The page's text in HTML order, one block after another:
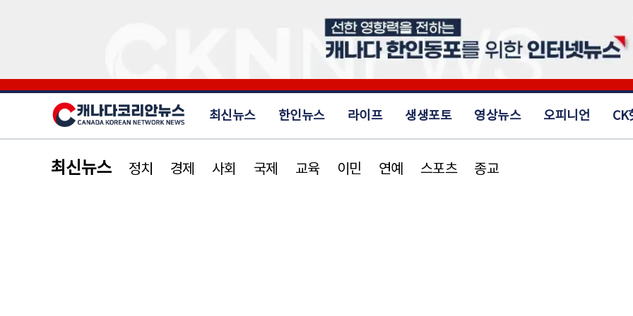
최신뉴스 한인뉴스 라이프 생생포토 영상뉴스 오피니언 CK
최신뉴스 정치 경제 사회 국제 교육 이민 연예 스포츠 종교